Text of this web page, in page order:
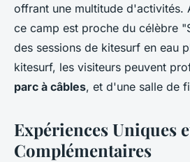
offrant une multitude d'activités.
ce camp est proche du célèbre
des sessions de kitesurf en eau
kitesurf, les visiteurs peuvent
parc à câbles, et d'une salle de
Expériences Uniques
Complémentaires